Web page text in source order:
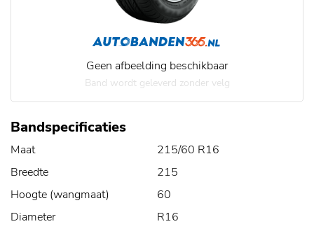
Geen afbeelding beschikbaar
Band wordt geleverd zonder velg
Bandspecificaties
Maat
215/60 R16
Breedte
215
Hoogte (wangmaat)
60
Diameter
R16